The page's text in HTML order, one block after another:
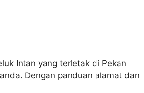
Intan yang terletak di Pekan
Dengan panduan alamat dan